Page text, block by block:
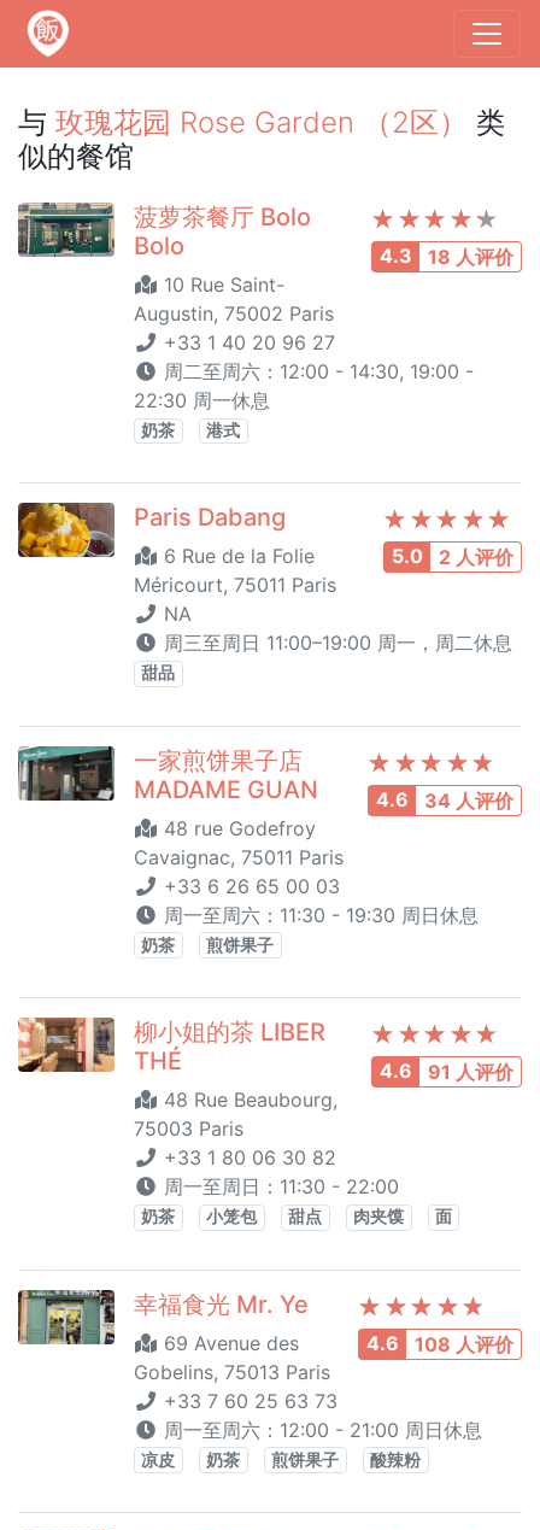
与 玫瑰花园 Rose Garden （2区）
类
似的餐馆
4.3 18 人评价
菠萝茶餐厅 Bolo
Bolo
10 Rue Saint-
Augustin, 75002 Paris
+33 1 40 20 96 27
周二至周六：12:00 - 14:30, 19:00 -
22:30 周一休息
奶茶 港式
5.0 2 人评价
Paris Dabang
6 Rue de la Folie
Méricourt, 75011 Paris
NA
周三至周日 11:00–19:00 周一，周二休息
甜品
4.6 34 人评价
一家煎饼果子店
MADAME GUAN
48 rue Godefroy
Cavaignac, 75011 Paris
+33 6 26 65 00 03
周一至周六：11:30 - 19:30 周日休息
奶茶 煎饼果子
4.6 91 人评价
柳小姐的茶 LIBER
THÉ
48 Rue Beaubourg,
75003 Paris
+33 1 80 06 30 82
周一至周日：11:30 - 22:00
奶茶 小笼包 甜点 肉夹馍 面
4.6 108 人评价
幸福食光 Mr. Ye
69 Avenue des
Gobelins, 75013 Paris
+33 7 60 25 63 73
周一至周六：12:00 - 21:00 周日休息
凉皮 奶茶 煎饼果子 酸辣粉